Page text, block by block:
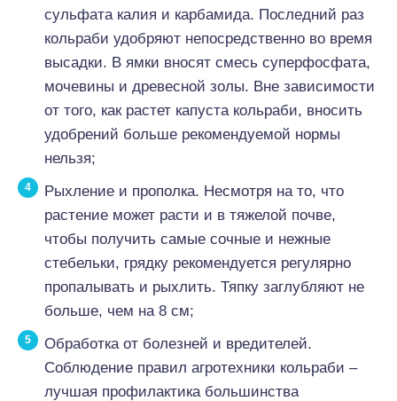
сульфата калия и карбамида. Последний раз
кольраби удобряют непосредственно во время
высадки. В ямки вносят смесь суперфосфата,
мочевины и древесной золы. Вне зависимости
от того, как растет капуста кольраби, вносить
удобрений больше рекомендуемой нормы
нельзя;
Рыхление и прополка. Несмотря на то, что
растение может расти и в тяжелой почве,
чтобы получить самые сочные и нежные
стебельки, грядку рекомендуется регулярно
пропалывать и рыхлить. Тяпку заглубляют не
больше, чем на 8 см;
Обработка от болезней и вредителей.
Соблюдение правил агротехники кольраби –
лучшая профилактика большинства